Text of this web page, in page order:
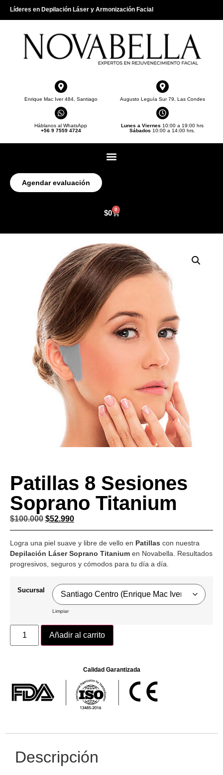
Líderes en Depilación Láser y Armonización Facial
Enrique Mac Iver 484, Santiago Augusto Leguía Sur 79, Las Condes
Háblanos al WhatsApp
+56 9 7559 4724
Lunes a Viernes 10:00 a 19:00 hrs
Sábados 10:00 a 14:00 hrs.
Agendar evaluación
$0 0
Patillas 8 Sesiones
Soprano Titanium
$100.000 $52.990
Logra una piel suave y libre de vello en Patillas con nuestra
Depilación Láser Soprano Titanium en Novabella. Resultados
progresivos, seguros y cómodos para tu día a día.
Sucursal
Limpiar
Añadir al carrito
Calidad Garantizada
Descripción